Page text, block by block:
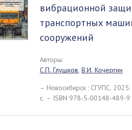
вибрационной
транспортных
сооружений
Авторы:
С.П. Глушков, В.И. Кочергин
– Новосибирск : СГУПС,
c. – ISBN 978-5-00148-489-9